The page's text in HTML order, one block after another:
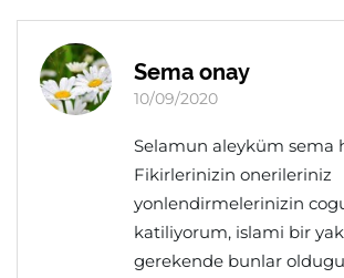
Sema onay
10/09/2020
Selamun aleyküm sema
Fikirlerinizin onerileriniz
yonlendirmelerinizin
katiliyorum, islami bir
gerekende bunlar